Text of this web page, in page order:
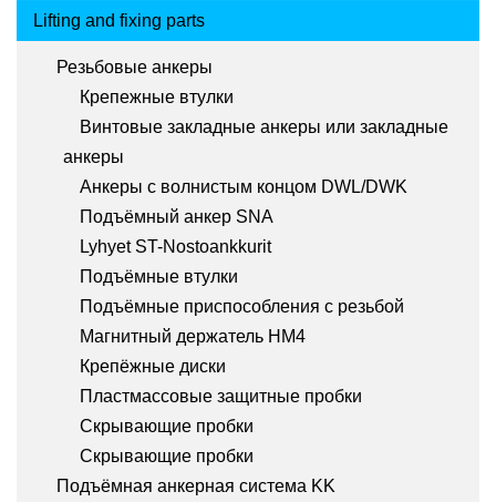
Tuotemenu
Lifting and fixing parts
Резьбовые анкеры
Крепежные втулки
Винтовые закладные анкеры или закладные
анкеры
Анкеры с волнистым концом DWL/DWK
Подъёмный анкер SNA
Lyhyet ST-Nostoankkurit
Подъёмные втулки
Подъёмные приспособления с резьбой
Магнитный держатель HM4
Крепёжные диски
Пластмассовые защитные пробки
Скрывающие пробки
Скрывающие пробки
Подъёмная анкерная система KK